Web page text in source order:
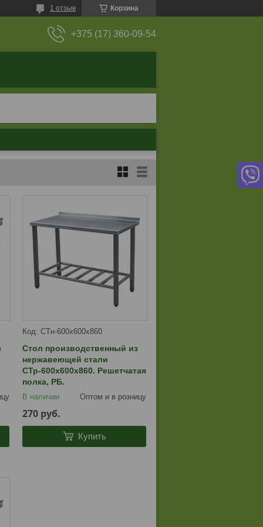
Корзина
1 отзыв
+375 (17) 360-09-54
СТн-600х600х860
Стол производственный из
нержавеющей стали
СТр-600х600х860. Решетчатая
полка, РБ.
В наличии Оптом и в розницу
270 руб.
Купить